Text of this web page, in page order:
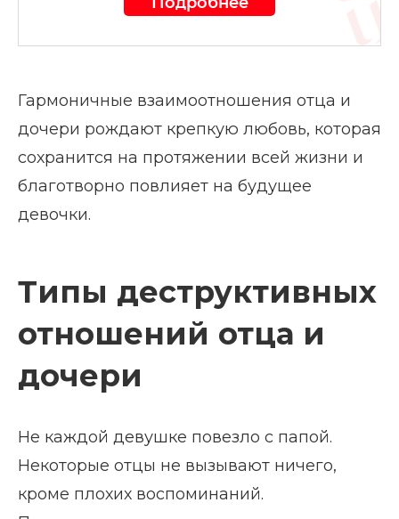
Гармоничные взаимоотношения отца и
дочери рождают крепкую любовь, которая
сохранится на протяжении всей жизни и
благотворно повлияет на будущее
девочки.
Типы деструктивных
отношений отца и
дочери
Не каждой девушке повезло с папой.
Некоторые отцы не вызывают ничего,
кроме плохих воспоминаний.